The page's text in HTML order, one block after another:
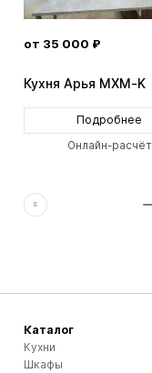
от 35 000 ₽
Кухня Арья MXM-K
Подробнее
Онлайн-расчёт
Каталог
Кухни
Шкафы